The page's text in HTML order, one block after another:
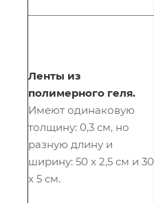
Ленты из
полимерного геля.
Имеют одинаковую
толщину: 0,3 см, но
разную длину и
ширину: 50 х 2,5 см и 30
х 5 см.